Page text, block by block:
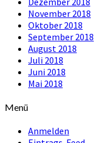
November 2018
Oktober 2018
September 2018
August 2018
Juli 2018
Juni 2018
Mai 2018
Menü
Anmelden